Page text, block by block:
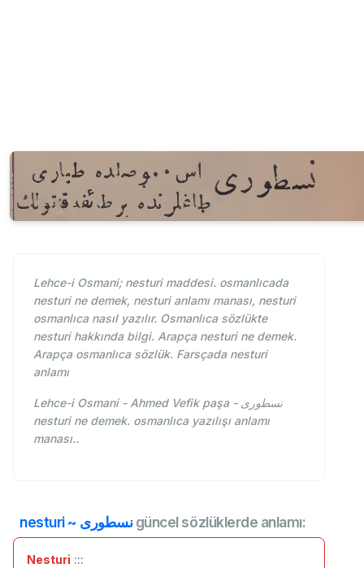
Lehce-i Osmani; nesturi maddesi. osmanlıcada
nesturi ne demek, nesturi anlamı manası, nesturi
osmanlıca nasıl yazılır. Osmanlıca sözlükte
nesturi hakkında bilgi. Arapça nesturi ne demek.
Arapça osmanlıca sözlük. Farsçada nesturi
anlamı
Lehce-i Osmani - Ahmed Vefik paşa - نسطوری
nesturi ne demek. osmanlıca yazılışı anlamı
manası..
nesturi ~ نسطوریgüncel sözlüklerde anlamı:
Nesturi :::